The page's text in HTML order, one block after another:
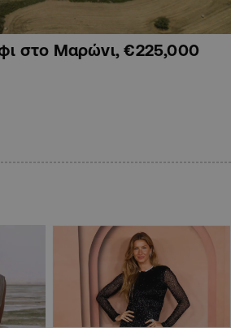
στο Μαρώνι, €225,000